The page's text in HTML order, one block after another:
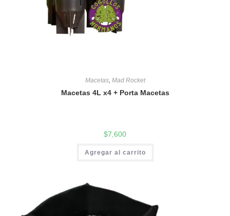
Macetas, Mad Rocket
Macetas 4L x4 + Porta Macetas
$7,600
Agregar al carrito